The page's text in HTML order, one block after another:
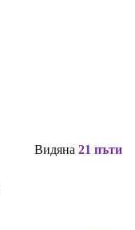
Видяна 21 пъти